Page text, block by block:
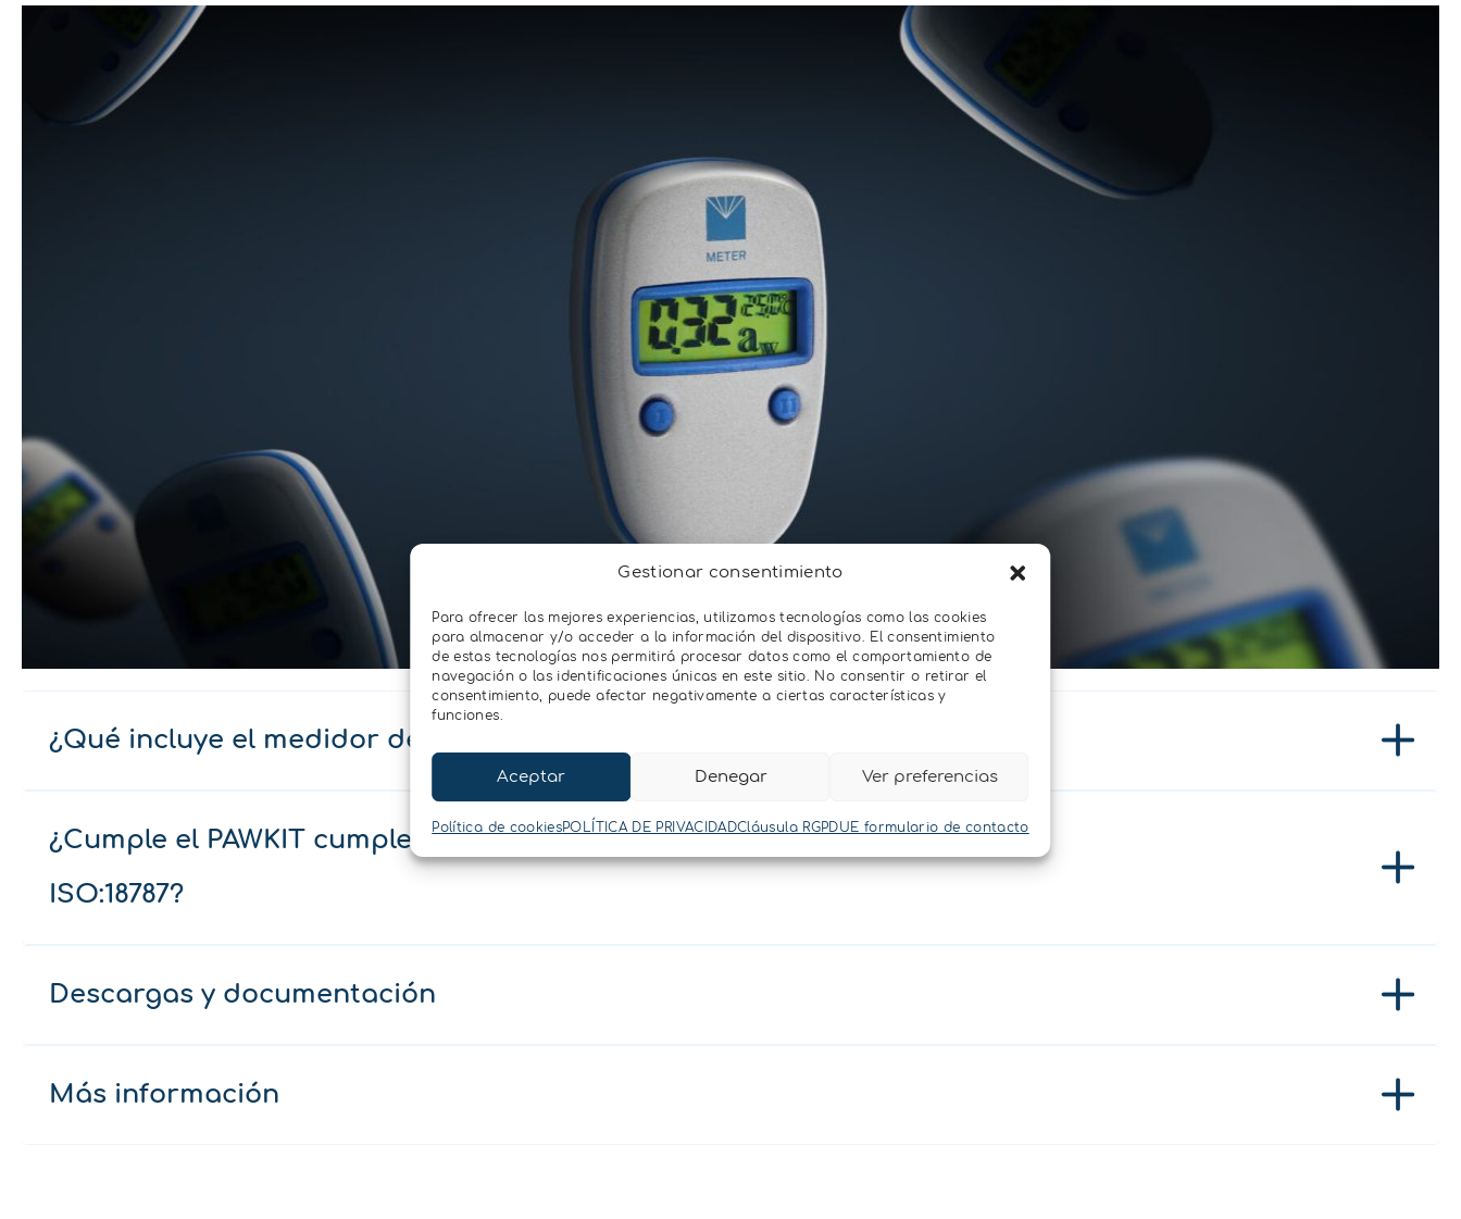
Gestionar consentimiento
Para ofrecer las mejores experiencias, utilizamos tecnologías como las cookies
para almacenar y/o acceder a la información del dispositivo. El consentimiento
de estas tecnologías nos permitirá procesar datos como el comportamiento de
navegación o las identificaciones únicas en este sitio. No consentir o retirar el
consentimiento, puede afectar negativamente a ciertas características y
funciones.
Aceptar Denegar Ver preferencias
Política de cookiesPOLÍTICA DE PRIVACIDADCláusula RGPDUE formulario de contacto
¿Qué incluye el medidor de actividad de agua PAWKIT?
¿Cumple el PAWKIT cumple con las especificaciones y requisitos de la
ISO:18787?
Descargas y documentación
Más información